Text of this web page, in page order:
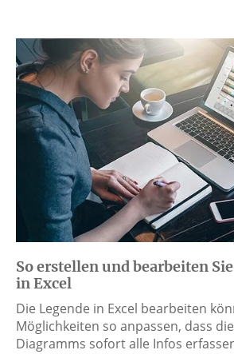
So erstellen und bearbeiten
in Excel
Die Legende in Excel bearbeiten
Möglichkeiten so anpassen, dass
Diagramms sofort alle Infos